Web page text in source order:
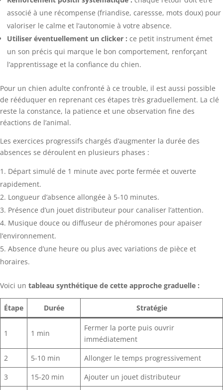
associé à une récompense (friandise, caressse, mots doux) pour
valoriser le calme et l’autonomie à votre absence.
Utiliser éventuellement un clicker : ce petit instrument émet
un son précis qui marque le bon comportement, renforçant
l’apprentissage et la confiance du chien.
Pour un chien adulte confronté à ce trouble, il est aussi possible
de rééduquer en reprenant ces étapes très graduellement. La clé
reste la constance, la patience et une observation fine des
réactions de l’animal.
Les exercices progressifs chargés d’augmenter la durée des
absences se déroulent en plusieurs phases :
Départ simulé de 1 minute avec porte fermée et ouverte
rapidement.
Longueur d’absence allongée à 5-10 minutes.
Présence d’un jouet distributeur pour canaliser l’attention.
Musique douce ou diffuseur de phéromones pour apaiser
l’environnement.
Absence d’une heure ou plus avec variations de pièce et
horaires.
Voici un tableau synthétique de cette approche graduelle :
Étape Durée Stratégie
1 1 min
Fermer la porte puis ouvrir
immédiatement
2
5-10 min
Allonger le temps progressivement
3
15-20 min Ajouter un jouet distributeur